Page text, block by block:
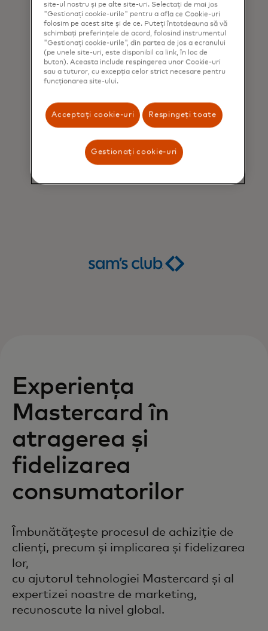
Experiența
Mastercard în
atragerea și
fidelizarea
consumatorilor
Îmbunătățește procesul de achiziție de
clienți, precum și implicarea și fidelizarea
lor,
cu ajutorul tehnologiei Mastercard și al
expertizei noastre de marketing,
recunoscute la nivel global.
site-ul nostru și pe alte site-uri. Selectați de mai jos
"Gestionați cookie-urile" pentru a afla ce Cookie-uri
folosim pe acest site și de ce. Puteți întotdeauna să vă
schimbați preferințele de acord, folosind instrumentul
"Gestionați cookie-urile", din partea de jos a ecranului
(pe unele site-uri, este disponibil ca link, în loc de
buton). Aceasta include respingerea unor Cookie-uri
sau a tuturor, cu excepția celor strict necesare pentru
funcționarea site-ului.
Acceptați cookie-uri Respingeți toate
Gestionați cookie-uri